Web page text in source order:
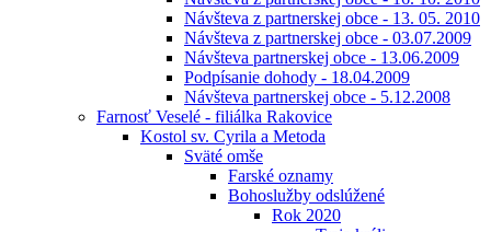
Návšteva z partnerskej obce - 13. 05. 2010
Návšteva z partnerskej obce - 03.07.2009
Návšteva partnerskej obce - 13.06.2009
Podpísanie dohody - 18.04.2009
Návšteva partnerskej obce - 5.12.2008
Farnosť Veselé - filiálka Rakovice
Kostol sv. Cyrila a Metoda
Sväté omše
Farské oznamy
Bohoslužby odslúžené
Rok 2020